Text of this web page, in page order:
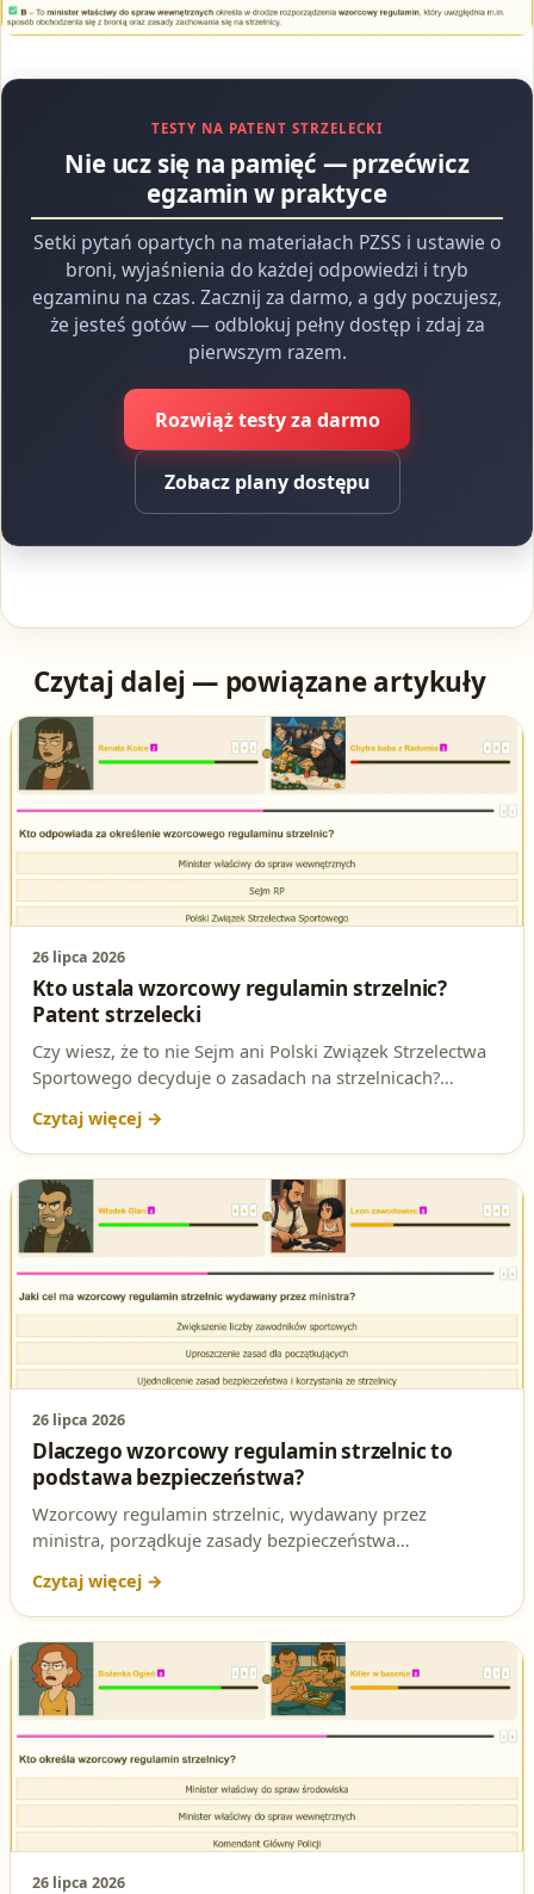
TESTY NA PATENT STRZELECKI
Nie ucz się na pamięć — przećwicz
egzamin w praktyce
Setki pytań opartych na materiałach PZSS i ustawie o
broni, wyjaśnienia do każdej odpowiedzi i tryb
egzaminu na czas. Zacznij za darmo, a gdy poczujesz,
że jesteś gotów — odblokuj pełny dostęp i zdaj za
pierwszym razem.
Rozwiąż testy za darmo
Zobacz plany dostępu
Czytaj dalej — powiązane artykuły
26 lipca 2026
Kto ustala wzorcowy regulamin strzelnic?
Patent strzelecki
Czy wiesz, że to nie Sejm ani Polski Związek Strzelectwa
Sportowego decyduje o zasadach na strzelnicach?
regulamin strzelnic i dlaczego ta odpowiedź jest
kluczowa dla każdego przyszłego strzelca.
26 lipca 2026
Dlaczego wzorcowy regulamin strzelnic to
podstawa bezpieczeństwa?
Wzorcowy regulamin strzelnic, wydawany przez
ministra, porządkuje zasady bezpieczeństwa
Polsce. Sprawdź, jaki jest jego cel i dlaczego to pytanie
pojawia się na egzaminie na patent strzelecki.
26 lipca 2026